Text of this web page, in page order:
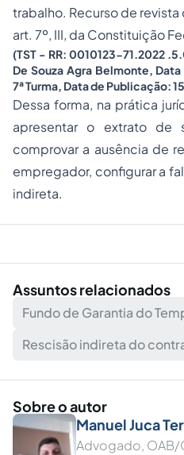
trabalho. Recurso de
art. 7º, III, da Constituição
(TST - RR: 0010123-71.2022
De Souza Agra Belmonte,
7ª Turma, Data de Publicação:
Dessa forma, na prática
apresentar o extrato de
comprovar a ausência de
empregador, configurar a
indireta.
Assuntos relacionados
Fundo de Garantia do
Rescisão indireta do
Sobre o autor
Manuel Juca
Advogado, OAB/